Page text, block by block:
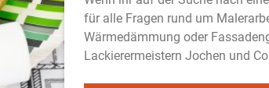
für alle Fragen rund um
Wärmedämmung oder
Lackierermeistern Jochen und